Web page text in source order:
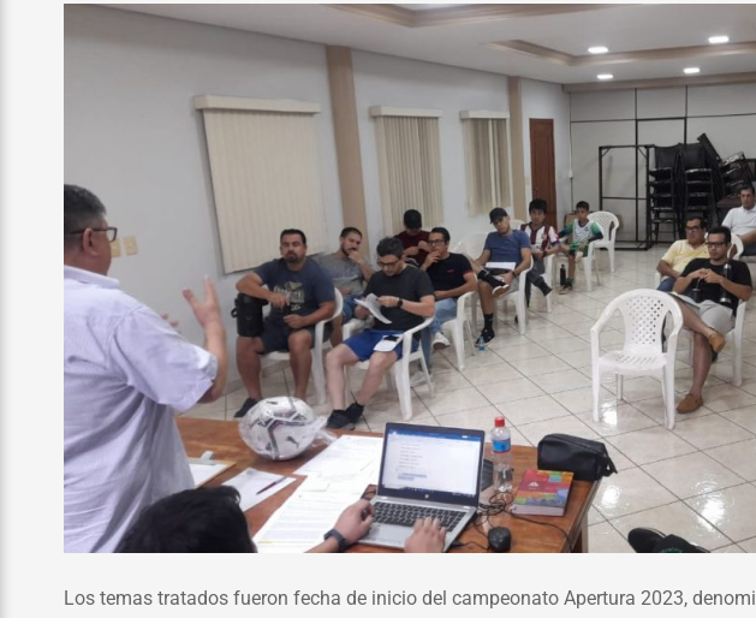
Los temas tratados fueron fecha de inicio del campeonato Apertura 2023,